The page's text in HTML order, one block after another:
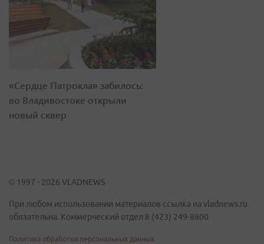
«Сердце Патрокла» забилось:
во Владивостоке открыли
новый сквер
© 1997 - 2026 VLADNEWS
При любом использовании материалов ссылка на vladnews.ru
обязательна. Коммерческий отдел 8 (423) 249-8800
Политика обработки персональных данных